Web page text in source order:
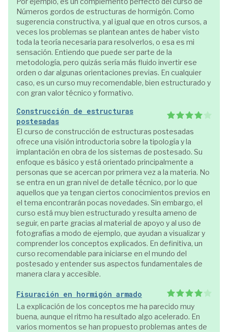
Números gordos de estructuras de hormigón. Como
sugerencia constructiva, y al igual que en otros cursos, a
veces los problemas se plantean antes de haber visto
toda la teoría necesaria para resolverlos, o esa es mi
sensación. Entiendo que puede ser parte de la
metodología, pero quizás sería más fluido invertir ese
orden o dar algunas orientaciones previas. En cualquier
caso, es un curso muy recomendable, bien estructurado y
con gran valor técnico y formativo.
Construcción de estructuras
postesadas
El curso de construcción de estructuras postesadas
ofrece una visión introductoria sobre la tipología y la
implantación en obra de los sistemas de postesado. Su
enfoque es básico y está orientado principalmente a
personas que se acercan por primera vez a la materia. No
se entra en un gran nivel de detalle técnico, por lo que
aquellos que ya tengan ciertos conocimientos previos en
el tema encontrarán pocas novedades. Sin embargo, el
curso está muy bien estructurado y resulta ameno de
seguir, en parte gracias al material de apoyo y al uso de
fotografías a modo de ejemplo, que ayudan a visualizar y
comprender los conceptos explicados. En definitiva, un
curso recomendable para iniciarse en el mundo del
postesado y entender sus aspectos fundamentales de
manera clara y accesible.
Fisuración en hormigón armado
La explicación de los conceptos me ha parecido muy
buena, aunque el ritmo ha resultado algo acelerado. En
varios momentos se han propuesto problemas antes de